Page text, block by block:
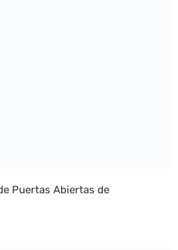
Puertas Abiertas de